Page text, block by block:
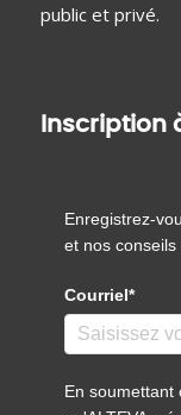
public et privé.
Inscription
Enregistrez-
et nos conseils
Courriel*
En soumettant